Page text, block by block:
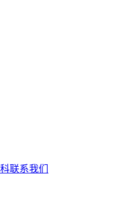
联系我们